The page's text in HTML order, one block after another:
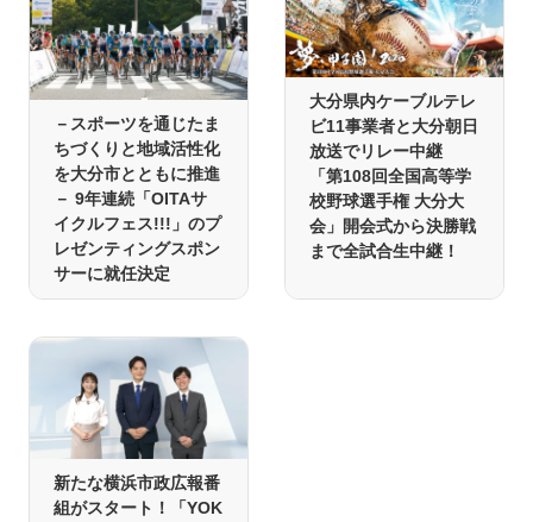
－スポーツを通じたま
ちづくりと地域活性化
を大分市とともに推進
－ 9年連続「OITAサ
イクルフェス!!!」のプ
レゼンティングスポン
サーに就任決定
大分県内ケーブルテレ
ビ11事業者と大分朝日
放送でリレー中継
「第108回全国高等学
校野球選手権 大分大
会」開会式から決勝戦
まで全試合生中継！
新たな横浜市政広報番
組がスタート！「YOK